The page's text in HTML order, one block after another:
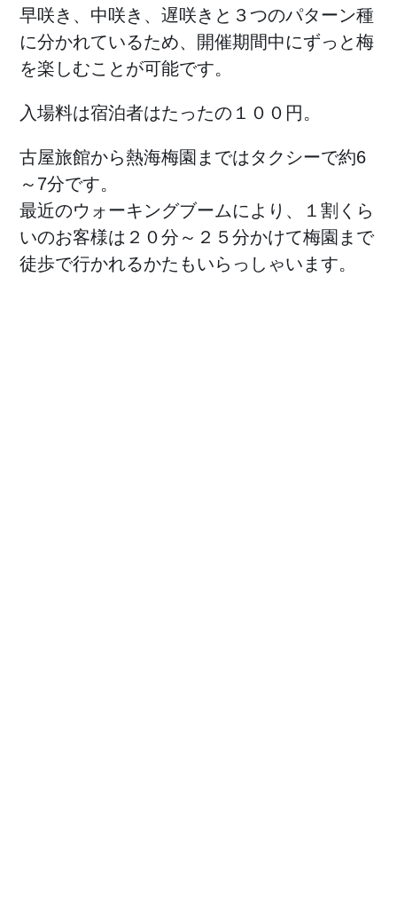
早咲き、中咲き、遅咲きと３つのパターン種
に分かれているため、開催期間中にずっと梅
を楽しむことが可能です。
入場料は宿泊者はたったの１００円。
古屋旅館から熱海梅園まではタクシーで約6
～7分です。
最近のウォーキングブームにより、１割くら
いのお客様は２０分～２５分かけて梅園まで
徒歩で行かれるかたもいらっしゃいます。